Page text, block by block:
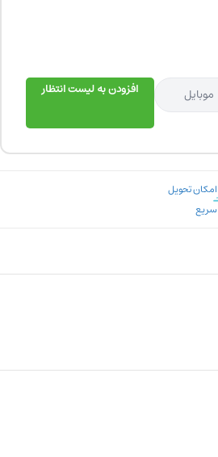
موبایل افزودن به لیست انتظار
امکان تحویل
سریع